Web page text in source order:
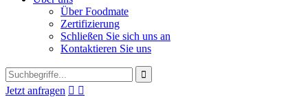
Über Foodmate
Zertifizierung
Schließen Sie sich uns an
Kontaktieren Sie uns
Jetzt anfragen  